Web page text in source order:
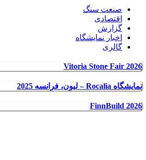
صنعت سنگ
اقتصادی
گزارش
اخبار نمایشگاه
گالری
Vitoria Stone Fair 2026
نمایشگاه Rocalia – لیون، فرانسه 2025
FinnBuild 2026